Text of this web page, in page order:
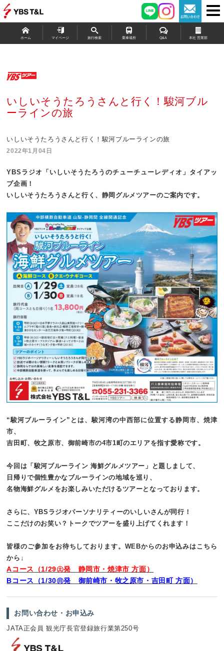
ホーム マイページ 旅行検索 乗車場所 Q&A 本社 営業部
いしいそうたろうさんと行く！駿河ブル
ーラインの旅
いしいそうたろうさんと行く！駿河ブルーラインの旅
2022年1月04日
YBSラジオ「いしいそうたろうのチューチューレディオ」 タイアッ
プ企画！
いしいそうたろうさんと行く、静岡グルメツアーのご案内です。
“駿河ブルーライン”とは、駿河湾の中西部に位置する静岡市、焼津
市、
吉田町、 牧之原市、御前崎市の4市1町のエリアを指す愛称です。
今回は「駿河ブルーライン 海鮮グルメツアー」と題しまして、
日帰りで個性豊かなブルーラインの地域を巡り、
名物海鮮グルメをお楽しみいただけるツアーとなっております。
さらに、YBSラジオパーソナリティーのいしいさんが同行！
ここだけのお笑い？トークでツアーを盛り上げてくれます！
皆様のご参加をお待ちしております。 WEBからのお申込みはこちら
から↓
Aコース（1/29㊏発 静岡市・焼津市 方面）
Bコース（1/30㊐発 御前崎市・牧之原市・吉田町 方面）
お問い合わせ・お申込み
JATA正会員 観光庁長官登録旅行業第250号